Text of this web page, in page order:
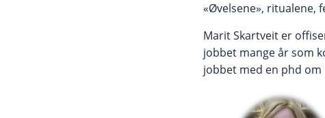
«Øvelsene», ritualene,
Marit Skartveit er
jobbet mange år som
jobbet med en phd om